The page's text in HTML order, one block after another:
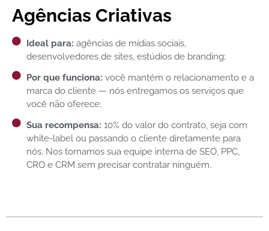
Agências Criativas
Ideal para: agências de mídias sociais,
desenvolvedores de sites, estúdios de branding;
Por que funciona: você mantém o relacionamento e a
marca do cliente — nós entregamos os serviços que
você não oferece;
Sua recompensa: 10% do valor do contrato, seja com
white-label ou passando o cliente diretamente para
nós. Nos tornamos sua equipe interna de SEO, PPC,
CRO e CRM sem precisar contratar ninguém.